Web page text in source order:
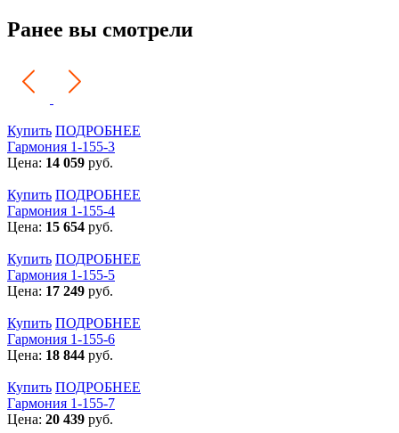
Ранее вы смотрели
Купить ПОДРОБНЕЕ
Гармония 1-155-3
Цена: 14 059 руб.
Купить ПОДРОБНЕЕ
Гармония 1-155-4
Цена: 15 654 руб.
Купить ПОДРОБНЕЕ
Гармония 1-155-5
Цена: 17 249 руб.
Купить ПОДРОБНЕЕ
Гармония 1-155-6
Цена: 18 844 руб.
Купить ПОДРОБНЕЕ
Гармония 1-155-7
Цена: 20 439 руб.